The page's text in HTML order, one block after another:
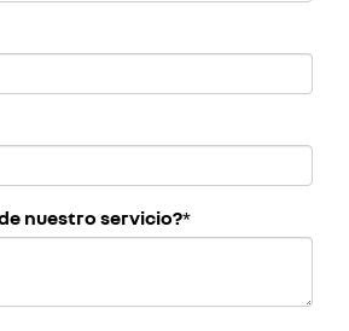
nuestro servicio?*